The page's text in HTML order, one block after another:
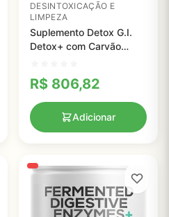
DESINTOXICAÇÃO E
LIMPEZA
Suplemento Detox G.I.
Detox+ com Carvão
Redução de Inchaço
R$ 806,82
Adicionar